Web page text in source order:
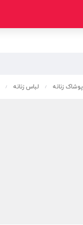
پوشاک زنانه / لباس زنانه /